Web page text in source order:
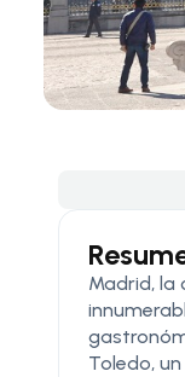
Madrid, la
Toledo,